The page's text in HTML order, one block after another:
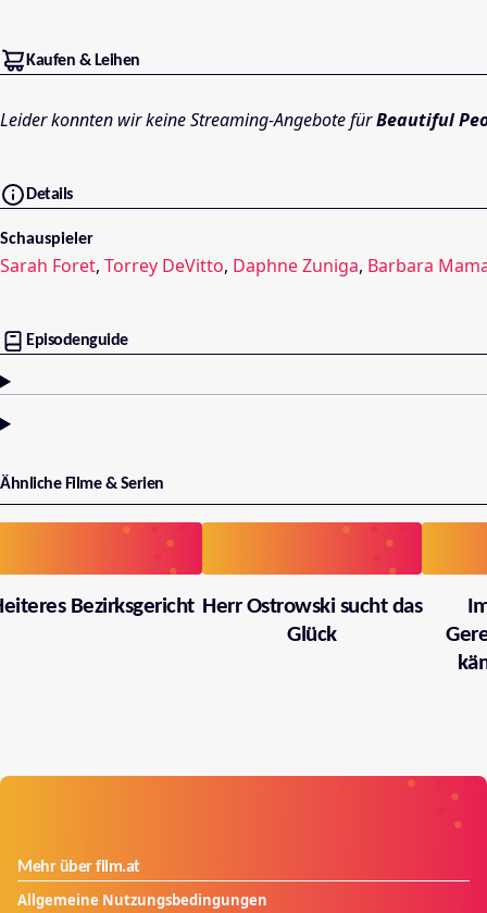
Kaufen & Leihen
Leider konnten wir keine Streaming-Angebote fürBeautiful
Details
Schauspieler
Sarah Foret, Torrey DeVitto, Daphne Zuniga, Barbara
Episodenguide
Ähnliche Filme & Serien
Bezirksgericht Herr Ostrowski sucht das
Glück
Mehr über film.at
Allgemeine Nutzungsbedingungen